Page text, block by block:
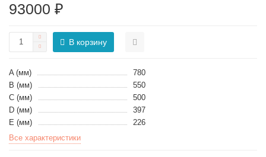
93000 ₽
В корзину
A (мм)
780
B (мм)
550
C (мм)
500
D (мм)
397
E (мм)
226
Все характеристики